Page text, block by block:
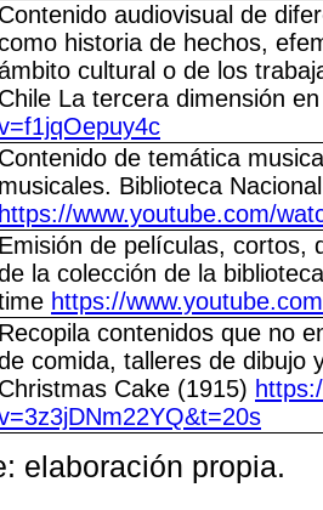
Contenido audiovisual de
historia de hechos,
cultural o de los
Chile La tercera dimensión
Contenido de temática
musicales. Biblioteca
https://www.youtube.com/
Emisión de películas, cortos,
la colección de la
https://
Recopila contenidos que no
comida, talleres de dibujo
Christmas Cake (1915)
elaboración propia.